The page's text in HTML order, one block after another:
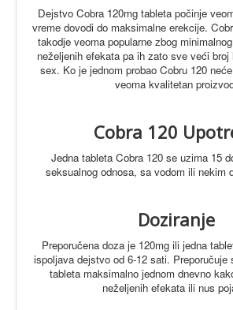
Dejstvo Cobra 120mg tableta počinje
vreme dovodi do maksimalne erekcije.
takodje veoma popularne zbog
neželjenih efekata pa ih zato sve veći
sex. Ko je jednom probao Cobru 120
veoma kvalitetan
Cobra 120
Jedna tableta Cobra 120 se uzima 15
seksualnog odnosa, sa vodom ili nekim
Doziranje
Preporučena doza je 120mg ili jedna
ispoljava dejstvo od 6-12 sati. Preporučuje
tableta maksimalno jednom dnevno
neželjenih efekata ili nus